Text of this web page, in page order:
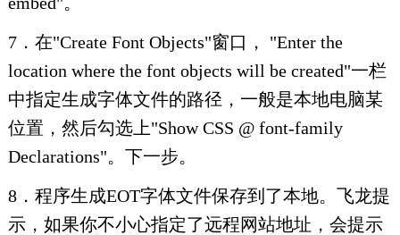
7．在"Create Font Objects"窗口， "Enter the
location where the font objects will be created"一栏
中指定生成字体文件的路径，一般是本地电脑某
位置，然后勾选上"Show CSS @ font-family
Declarations"。下一步。
8．程序生成EOT字体文件保存到了本地。飞龙提
示，如果你不小心指定了远程网站地址，会提示